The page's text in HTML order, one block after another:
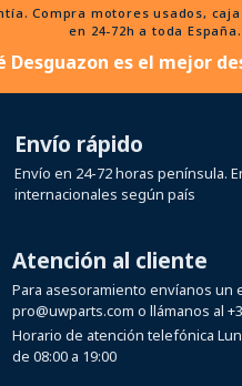
Compra motores usados,
en 24-72h a toda España.
Desguazon es el mejor
Envío rápido
Envío en 24-72 horas península.
internacionales según país
Atención al cliente
Para asesoramiento envíanos un
pro@uwparts.com o llámanos al
Horario de atención telefónica
de 08:00 a 19:00